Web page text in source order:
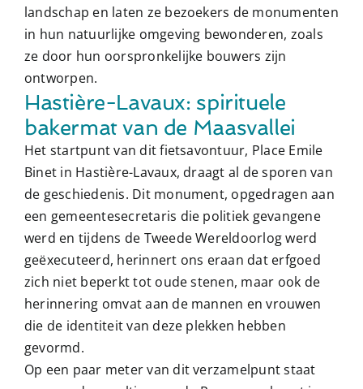
landschap en laten ze bezoekers de monumenten
in hun natuurlijke omgeving bewonderen, zoals
ze door hun oorspronkelijke bouwers zijn
ontworpen.
Hastière-Lavaux: spirituele
bakermat van de Maasvallei
Het startpunt van dit fietsavontuur, Place Emile
Binet in Hastière-Lavaux, draagt ​​al de sporen van
de geschiedenis. Dit monument, opgedragen aan
een gemeentesecretaris die politiek gevangene
werd en tijdens de Tweede Wereldoorlog werd
geëxecuteerd, herinnert ons eraan dat erfgoed
zich niet beperkt tot oude stenen, maar ook de
herinnering omvat aan de mannen en vrouwen
die de identiteit van deze plekken hebben
gevormd.
Op een paar meter van dit verzamelpunt staat